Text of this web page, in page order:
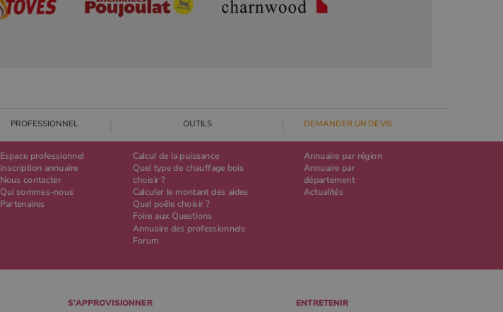
PROFESSIONNEL
Espace professionnel
Inscription annuaire
Nous contacter
Qui sommes-nous
Partenaires
OUTILS DEMANDER UN DEVIS
Calcul de la puissance
Quel type de chauffage bois
choisir ?
Calculer le montant des aides
Quel poêle choisir ?
Foire aux Questions
Annuaire des professionnels
Forum
Annuaire par région
Annuaire par
département
Actualités
S'APPROVISIONNER ENTRETENIR